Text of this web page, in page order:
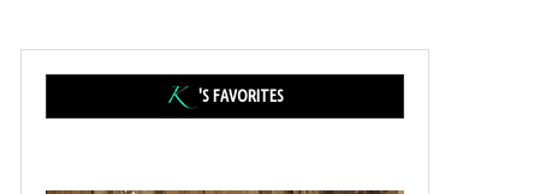
'S FAVORITES